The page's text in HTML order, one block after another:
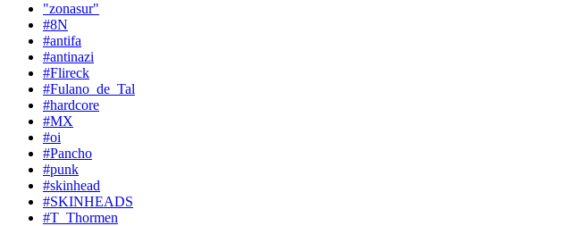
"zonasur"
#8N
#antifa
#antinazi
#Flireck
#Fulano_de_Tal
#hardcore
#MX
#oi
#Pancho
#punk
#skinhead
#SKINHEADS
#T_Thormen